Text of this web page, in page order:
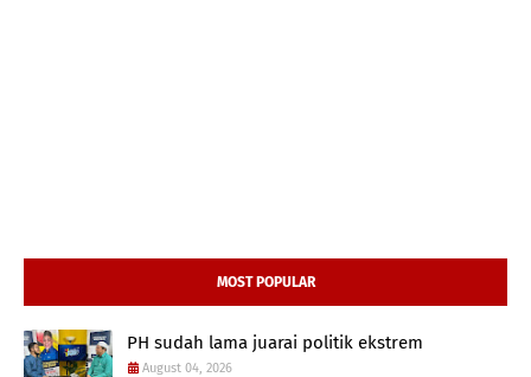
MOST POPULAR
PH sudah lama juarai politik ekstrem
August 04, 2026